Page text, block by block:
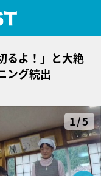
るよ！」と大絶
ング続出
1/5